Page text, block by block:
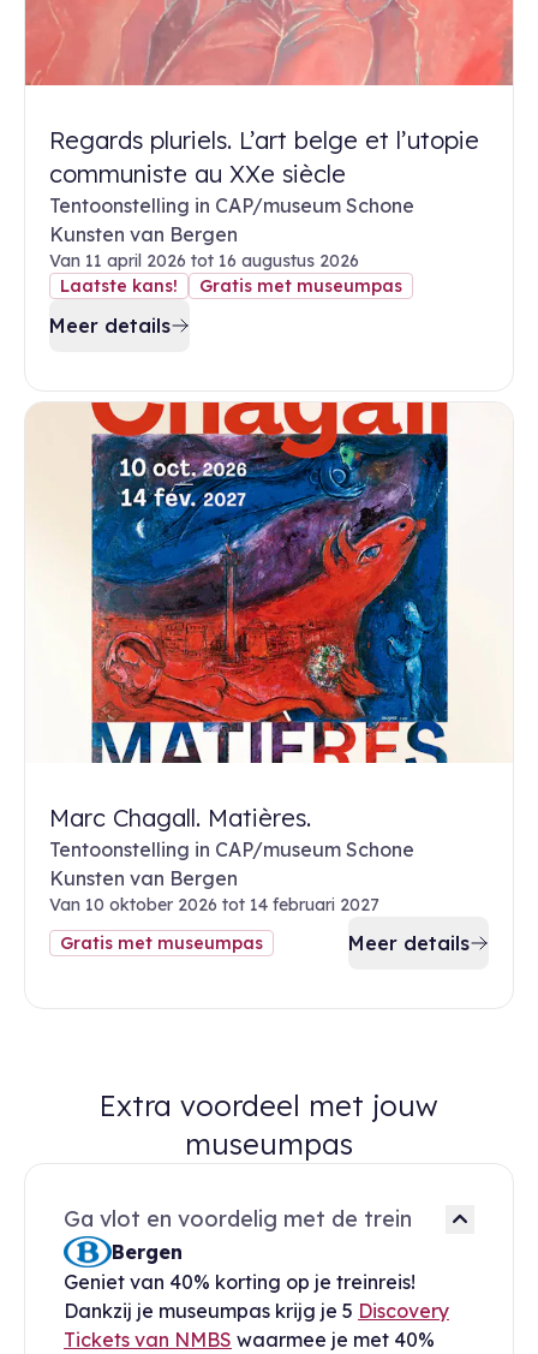
Regards pluriels. L’art belge et l’utopie
communiste au XXe siècle
Tentoonstelling in CAP/museum Schone
Kunsten van Bergen
Van 11 april 2026 tot 16 augustus 2026
Laatste kans!
Gratis met museumpas
Meer details
Marc Chagall. Matières.
Tentoonstelling in CAP/museum Schone
Kunsten van Bergen
Van 10 oktober 2026 tot 14 februari 2027
Gratis met museumpas
Meer details
Extra voordeel met jouw
museumpas
Ga vlot en voordelig met de trein
Bergen
Geniet van 40% korting op je treinreis!
Dankzij je museumpas krijg je 5 Discovery
Tickets van NMBS waarmee je met 40%